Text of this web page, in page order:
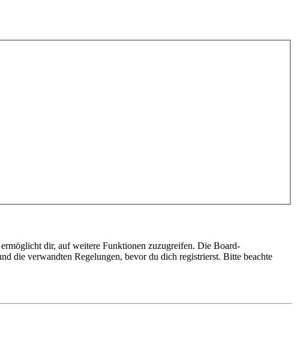
dir, auf weitere Funktionen zuzugreifen. Die Board-
die verwandten Regelungen, bevor du dich registrierst. Bitte beachte